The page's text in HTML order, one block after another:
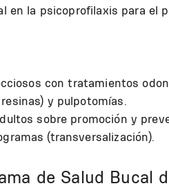
en la psicoprofilaxis para el
con tratamientos
y pulpotomías.
sobre promoción y
(transversalización).
de Salud Bucal